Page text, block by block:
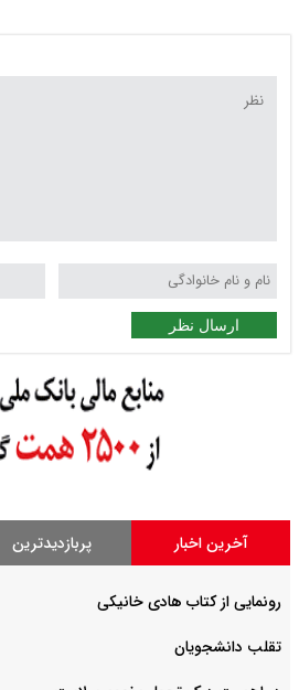
ارسال نظر
آخرین اخبار پربازدیدترین
رونمایی از کتاب هادی خانیکی
‌تقلب دانشجویان